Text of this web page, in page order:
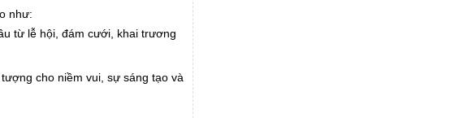
như:
từ lễ hội, đám cưới, khai trương
cho niềm vui, sự sáng tạo và